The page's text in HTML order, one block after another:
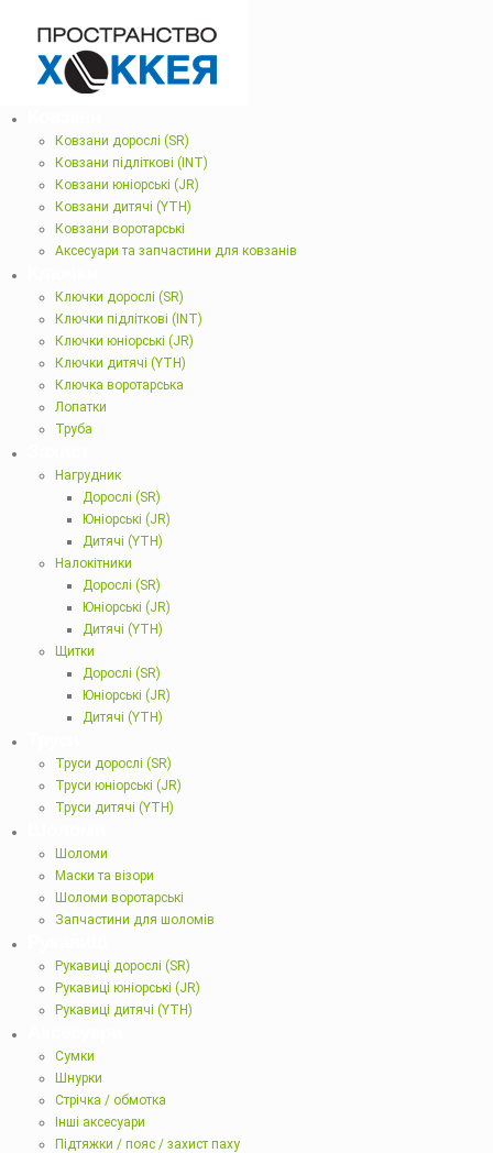
Ковзани дорослі (SR)
Ковзани підліткові (INT)
Ковзани юніорські (JR)
Ковзани дитячі (YTH)
Ковзани воротарські
Аксесуари та запчастини для ковзанів
Ключки дорослі (SR)
Ключки підліткові (INT)
Ключки юніорські (JR)
Ключки дитячі (YTH)
Ключка воротарська
Лопатки
Труба
Нагрудник
Дорослі (SR)
Юніорські (JR)
Дитячі (YTH)
Налокітники
Дорослі (SR)
Юніорські (JR)
Дитячі (YTH)
Щитки
Дорослі (SR)
Юніорські (JR)
Дитячі (YTH)
Труси дорослі (SR)
Труси юніорські (JR)
Труси дитячі (YTH)
Шоломи
Маски та візори
Шоломи воротарські
Запчастини для шоломів
Рукавиці дорослі (SR)
Рукавиці юніорські (JR)
Рукавиці дитячі (YTH)
Сумки
Шнурки
Стрічка / обмотка
Інші аксесуари
Підтяжки / пояс / захист паху